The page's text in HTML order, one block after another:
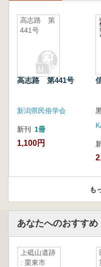
高志路 第
441号
高志路 第441号
新潟県民俗学会
新刊 1冊
1,100円
も
あなたへのおすすめ
上砥山遺跡
: 栗東市